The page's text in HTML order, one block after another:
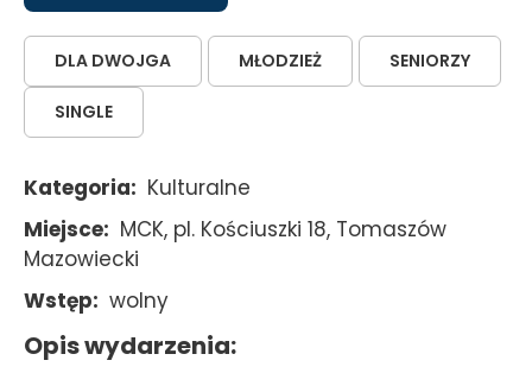
DLA DWOJGA MŁODZIEŻ SENIORZY
SINGLE
Kategoria
Kulturalne
Miejsce
MCK, pl. Kościuszki 18, Tomaszów
Mazowiecki
Wstęp
wolny
Opis wydarzenia